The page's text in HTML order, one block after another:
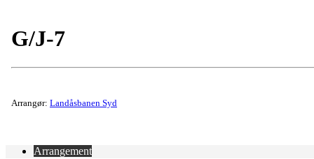
G/J-7
Arrangør: Landåsbanen Syd
Arrangement